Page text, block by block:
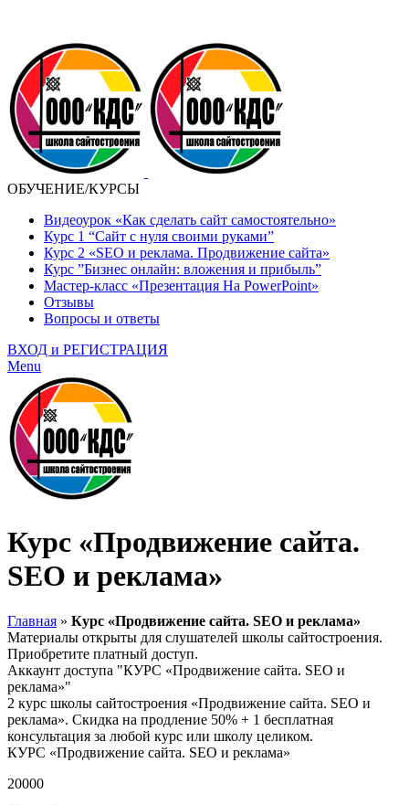
ОБУЧЕНИЕ/КУРСЫ
Видеоурок «Как сделать сайт самостоятельно»
Курс 1 “Сайт с нуля своими руками”
Курс 2 «SEO и реклама. Продвижение сайта»
Курс ”Бизнес онлайн: вложения и прибыль”
Мастер-класс «Презентация На PowerPoint»
Отзывы
Вопросы и ответы
ВХОД и РЕГИСТРАЦИЯ
Menu
Курс «Продвижение сайта.
SEO и реклама»
Главная » Курс «Продвижение сайта. SEO и реклама»
Материалы открыты для слушателей школы сайтостроения.
Приобретите платный доступ.
Аккаунт доступа "КУРС «Продвижение сайта. SEO и
реклама»"
2 курс школы сайтостроения «Продвижение сайта. SEO и
реклама». Скидка на продление 50% + 1 бесплатная
консультация за любой курс или школу целиком.
КУРС «Продвижение сайта. SEO и реклама»
20000